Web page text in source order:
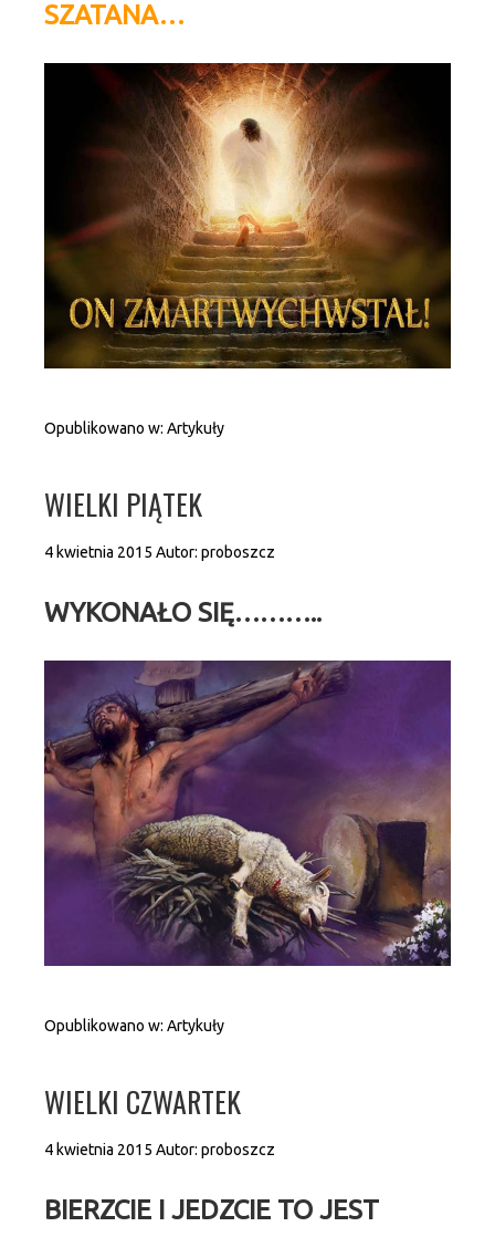
SZATANA…
Opublikowano w: Artykuły
WIELKI PIĄTEK
4 kwietnia 2015 Autor: proboszcz
WYKONAŁO SIĘ………..
Opublikowano w: Artykuły
WIELKI CZWARTEK
4 kwietnia 2015 Autor: proboszcz
BIERZCIE I JEDZCIE TO JEST